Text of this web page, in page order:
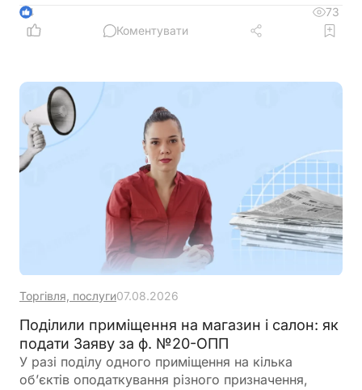
більше можливостей для фінансування
оборотного капіталу за нижчою ставкою, а з 1
4
73
Коментувати
Торгівля, послуги07.08.2026
Поділили приміщення на магазин і салон: як
подати Заяву за ф. №20-ОПП
У разі поділу одного приміщення на кілька
об’єктів оподаткування різного призначення,